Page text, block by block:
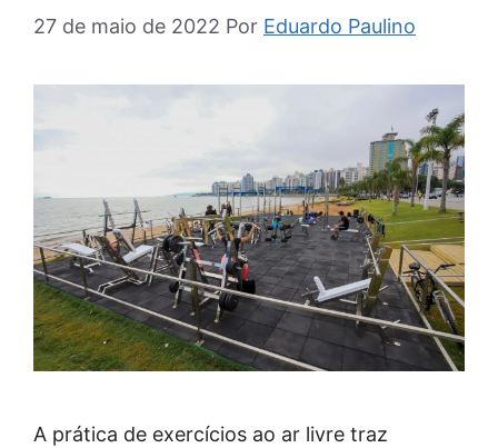
27 de maio de 2022 Por Eduardo Paulino
A prática de exercícios ao ar livre traz